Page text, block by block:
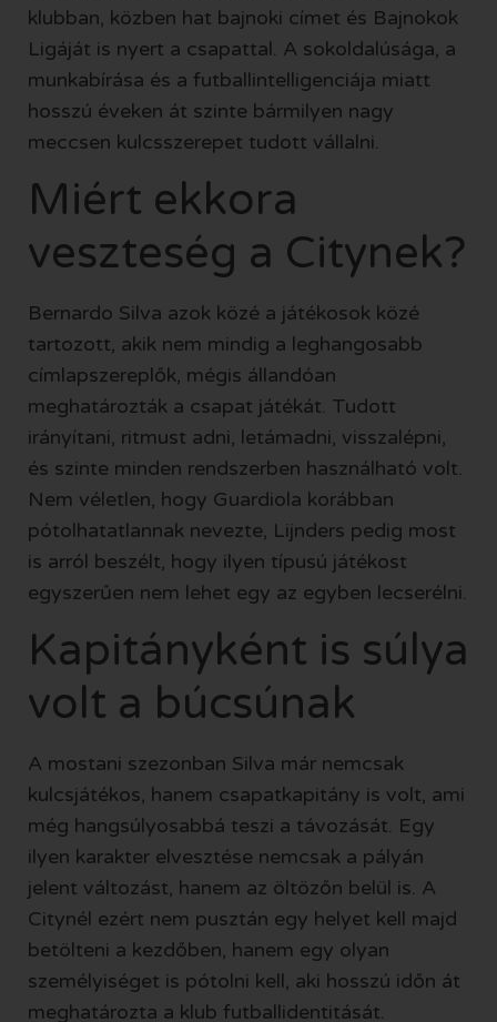
klubban, közben hat bajnoki címet és Bajnokok
Ligáját is nyert a csapattal. A sokoldalúsága, a
munkabírása és a futballintelligenciája miatt
hosszú éveken át szinte bármilyen nagy
meccsen kulcsszerepet tudott vállalni.
Miért ekkora
veszteség a Citynek?
Bernardo Silva azok közé a játékosok közé
tartozott, akik nem mindig a leghangosabb
címlapszereplők, mégis állandóan
meghatározták a csapat játékát. Tudott
irányítani, ritmust adni, letámadni, visszalépni,
és szinte minden rendszerben használható volt.
Nem véletlen, hogy Guardiola korábban
pótolhatatlannak nevezte, Lijnders pedig most
is arról beszélt, hogy ilyen típusú játékost
egyszerűen nem lehet egy az egyben lecserélni.
Kapitányként is súlya
volt a búcsúnak
A mostani szezonban Silva már nemcsak
kulcsjátékos, hanem csapatkapitány is volt, ami
még hangsúlyosabbá teszi a távozását. Egy
ilyen karakter elvesztése nemcsak a pályán
jelent változást, hanem az öltözőn belül is. A
Citynél ezért nem pusztán egy helyet kell majd
betölteni a kezdőben, hanem egy olyan
személyiséget is pótolni kell, aki hosszú időn át
meghatározta a klub futballidentitását.